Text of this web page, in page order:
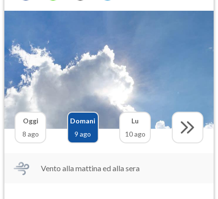
Oggi
8 ago
Domani
9 ago
Lu
10 ago
Vento alla mattina ed alla sera